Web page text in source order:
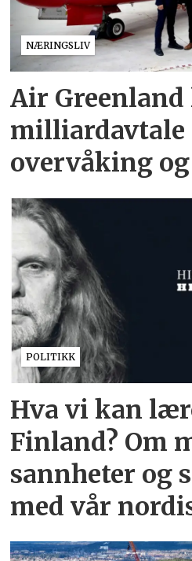
NÆRINGSLIV
Air Greenland
overvåking
POLITIKK
Hva vi kan
Finland? Om
sannheter og
med vår